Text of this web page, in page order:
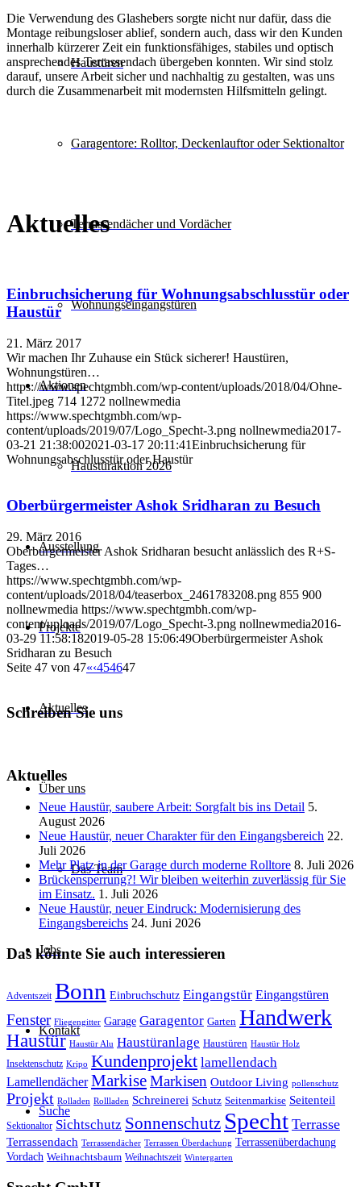
Haustüren
Garagentore: Rolltor, Deckenlauftor oder Sektionaltor
Terrassendächer und Vordächer
Wohnungseingangstüren
Aktionen
Haustüraktion 2026
Ausstellung
Projekte
Aktuelles
Über uns
Das Team
Jobs
Kontakt
Suche
Die Verwendung des Glashebers sorgte nicht nur dafür, dass die
Montage reibungsloser ablief, sondern auch, dass wir den Kunden
innerhalb kürzerer Zeit ein funktionsfähiges, stabiles und optisch
ansprechendes Terrassendach übergeben konnten. Wir sind stolz
darauf, unsere Arbeit sicher und nachhaltig zu gestalten, was uns
durch die Zusammenarbeit mit modernsten Hilfsmitteln gelingt.
Aktuelles
Einbruchsicherung für Wohnungsabschlusstür oder
Haustür
21. März 2017
Wir machen Ihr Zuhause ein Stück sicherer! Haustüren,
Wohnungstüren…
https://www.spechtgmbh.com/wp-content/uploads/2018/04/Ohne-
Titel.jpeg 714 1272 nollnewmedia
https://www.spechtgmbh.com/wp-
content/uploads/2019/07/Logo_Specht-3.png nollnewmedia2017-
03-21 21:38:002021-03-17 20:11:41Einbruchsicherung für
Wohnungsabschlusstür oder Haustür
Oberbürgermeister Ashok Sridharan zu Besuch
29. März 2016
Oberbürgermeister Ashok Sridharan besucht anlässlich des R+S-
Tages…
https://www.spechtgmbh.com/wp-
content/uploads/2018/04/teaserbox_2461783208.png 855 900
nollnewmedia https://www.spechtgmbh.com/wp-
content/uploads/2019/07/Logo_Specht-3.png nollnewmedia2016-
03-29 11:58:182019-05-28 15:06:49Oberbürgermeister Ashok
Sridharan zu Besuch
Seite 47 von 47«‹454647
Schreiben Sie uns
Aktuelles
Neue Haustür, saubere Arbeit: Sorgfalt bis ins Detail 5.
August 2026
Neue Haustür, neuer Charakter für den Eingangsbereich 22.
Juli 2026
Mehr Platz in der Garage durch moderne Rolltore 8. Juli 2026
Brückensperrung?! Wir bleiben weiterhin zuverlässig für Sie
im Einsatz. 1. Juli 2026
Neue Haustür, neuer Eindruck: Modernisierung des
Eingangsbereichs 24. Juni 2026
Das könnte Sie auch interessieren
Adventszeit Bonn Einbruchschutz Eingangstür Eingangstüren
Fenster Fliegengitter Garage Garagentor Garten Handwerk
Haustür Haustür Alu Haustüranlage Haustüren Haustür Holz
Insektenschutz Kripo Kundenprojekt lamellendach
Lamellendächer MarkiseMarkisen Outdoor Living pollenschutz
Projekt Rolladen Rollladen Schreinerei Schutz Seitenmarkise Seitenteil
Sektionaltor Sichtschutz Sonnenschutz Specht Terrasse
Terrassendach Terrassendächer Terrassen Überdachung Terrassenüberdachung
Vordach Weihnachtsbaum Weihnachtszeit Wintergarten